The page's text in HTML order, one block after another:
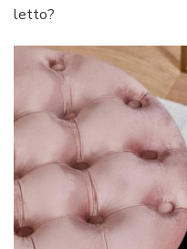
letto?